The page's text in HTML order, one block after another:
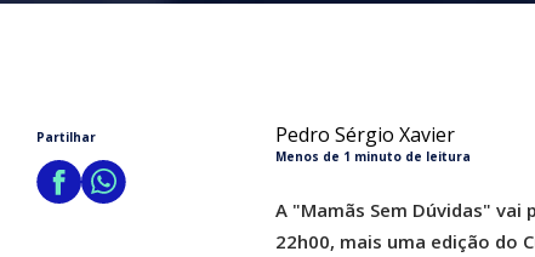
Partilhar Pedro Sérgio Xavier
Menos de 1 minuto de leitura
A "Mamãs Sem Dúvidas"
22h00, mais uma edição do